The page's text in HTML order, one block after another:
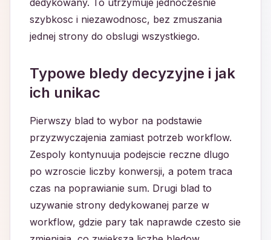
dedykowany. To utrzymuje jednoczesnie
szybkosc i niezawodnosc, bez zmuszania
jednej strony do obslugi wszystkiego.
Typowe bledy decyzyjne i jak
ich unikac
Pierwszy blad to wybor na podstawie
przyzwyczajenia zamiast potrzeb workflow.
Zespoly kontynuuja podejscie reczne dlugo
po wzroscie liczby konwersji, a potem traca
czas na poprawianie sum. Drugi blad to
uzywanie strony dedykowanej parze w
workflow, gdzie pary tak naprawde czesto sie